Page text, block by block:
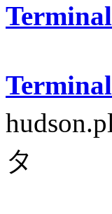
タ